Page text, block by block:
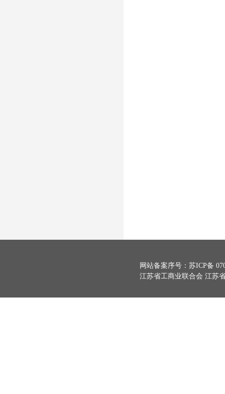
网站备案序号： 苏ICP备
江苏省工商业联合会 江苏